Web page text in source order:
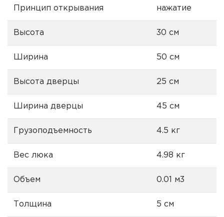
Принцип открывания нажатие
Высота 30 см
Ширина 50 см
Высота дверцы 25 см
Ширина дверцы 45 см
Грузоподъемность 4.5 кг
Вес люка 4.98 кг
Объем 0.01 м3
Толщина 5 см